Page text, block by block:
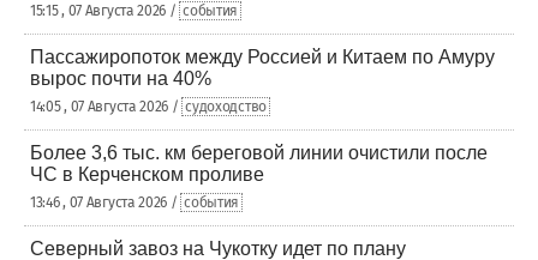
15:15 , 07 Августа 2026 / события
Пассажиропоток между Россией и Китаем по Амуру
вырос почти на 40%
14:05 , 07 Августа 2026 / судоходство
Более 3,6 тыс. км береговой линии очистили после
ЧС в Керченском проливе
13:46 , 07 Августа 2026 / события
Северный завоз на Чукотку идет по плану